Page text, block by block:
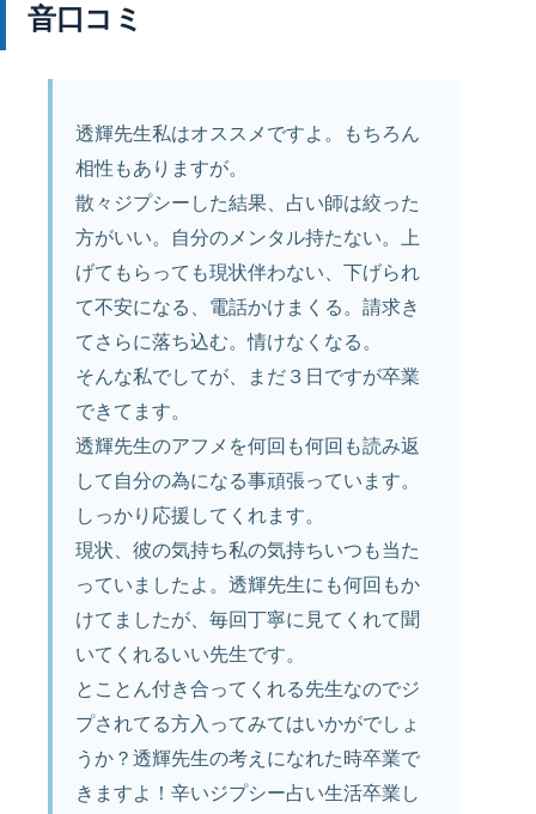
音口コミ
透輝先生私はオススメですよ。もちろん
相性もありますが。
散々ジプシーした結果、占い師は絞った
方がいい。自分のメンタル持たない。上
げてもらっても現状伴わない、下げられ
て不安になる、電話かけまくる。請求き
てさらに落ち込む。情けなくなる。
そんな私でしてが、まだ３日ですが卒業
できてます。
透輝先生のアフメを何回も何回も読み返
して自分の為になる事頑張っています。
しっかり応援してくれます。
現状、彼の気持ち私の気持ちいつも当た
っていましたよ。透輝先生にも何回もか
けてましたが、毎回丁寧に見てくれて聞
いてくれるいい先生です。
とことん付き合ってくれる先生なのでジ
プされてる方入ってみてはいかがでしょ
うか？透輝先生の考えになれた時卒業で
きますよ！辛いジプシー占い生活卒業し